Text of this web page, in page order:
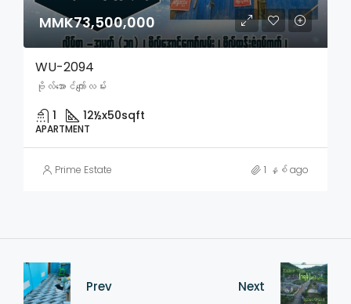
MMK73,500,000
WU-2094
ဗိုလ်အောင်ကျော်လမ်း
1 12½x50sqft
APARTMENT
Prime Estate 1 နှစ် ago
Prev Next